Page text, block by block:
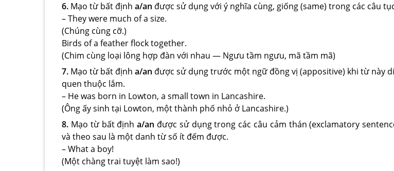
6. Mạo từ bất địnha/an được sử dụng với ý nghĩa cùng, giống (same) trong các câu
– They were much of a size.
(Chúng cùng cỡ.)
Birds of a feather flock together.
(Chim cùng loại lông hợp đàn với nhau — Ngưu tầm ngưu, mã tầm mã)
7. Mạo từ bất địnha/an được sử dụng trước một ngữ đồng vị (appositive) khi từ này
quen thuộc lắm.
– He was born in Lowton, a small town in Lancashire.
(Ông ấy sinh tại Lowton, một thành phố nhỏ ở Lancashire.)
8. Mạo từ bất địnha/an được sử dụng trong các câu cảm thán (exclamatory
và theo sau là một danh từ số ít đếm được.
– What a boy!
(Một chàng trai tuyệt làm sao!)